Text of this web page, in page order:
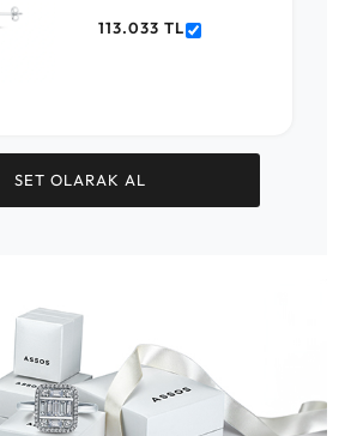
113.033 TL
SET OLARAK AL